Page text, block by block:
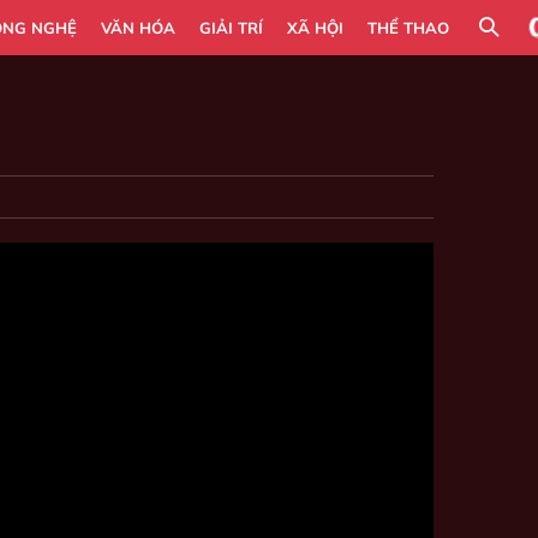
NGHỆ VĂN HÓA GIẢI TRÍ XÃ HỘI THỂ THAO